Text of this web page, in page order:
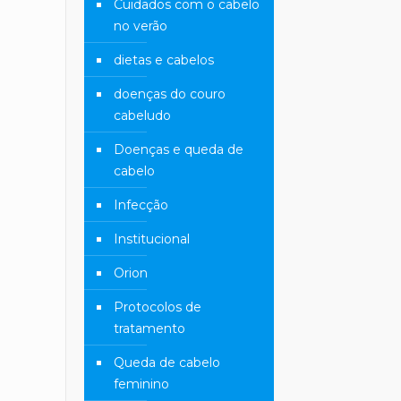
Cuidados com o cabelo
no verão
dietas e cabelos
doenças do couro
cabeludo
Doenças e queda de
cabelo
Infecção
Institucional
Orion
Protocolos de
tratamento
Queda de cabelo
feminino